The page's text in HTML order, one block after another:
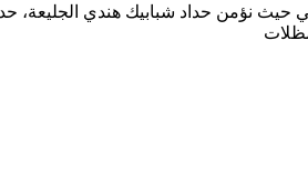
نؤمن حداد شبابيك هندي الجليعة،